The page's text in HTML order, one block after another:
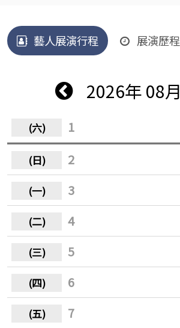
藝人展演行程 展演歷程
2026年 08月
1
2
3
4
5
6
7